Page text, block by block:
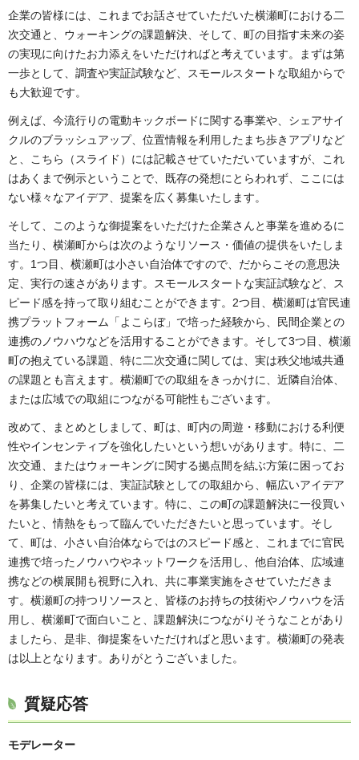
企業の皆様には、これまでお話させていただいた横瀬町における二
次交通と、ウォーキングの課題解決、そして、町の目指す未来の姿
の実現に向けたお力添えをいただければと考えています。まずは第
一歩として、調査や実証試験など、スモールスタートな取組からで
も大歓迎です。
例えば、今流行りの電動キックボードに関する事業や、シェアサイ
クルのブラッシュアップ、位置情報を利用したまち歩きアプリなど
と、こちら（スライド）には記載させていただいていますが、これ
はあくまで例示ということで、既存の発想にとらわれず、ここには
ない様々なアイデア、提案を広く募集いたします。
そして、このような御提案をいただけた企業さんと事業を進めるに
当たり、横瀬町からは次のようなリソース・価値の提供をいたしま
す。1つ目、横瀬町は小さい自治体ですので、だからこその意思決
定、実行の速さがあります。スモールスタートな実証試験など、ス
ピード感を持って取り組むことができます。2つ目、横瀬町は官民連
携プラットフォーム「よこらぼ」で培った経験から、民間企業との
連携のノウハウなどを活用することができます。そして3つ目、横瀬
町の抱えている課題、特に二次交通に関しては、実は秩父地域共通
の課題とも言えます。横瀬町での取組をきっかけに、近隣自治体、
または広域での取組につながる可能性もございます。
改めて、まとめとしまして、町は、町内の周遊・移動における利便
性やインセンティブを強化したいという想いがあります。特に、二
次交通、またはウォーキングに関する拠点間を結ぶ方策に困ってお
り、企業の皆様には、実証試験としての取組から、幅広いアイデア
を募集したいと考えています。特に、この町の課題解決に一役買い
たいと、情熱をもって臨んでいただきたいと思っています。そし
て、町は、小さい自治体ならではのスピード感と、これまでに官民
連携で培ったノウハウやネットワークを活用し、他自治体、広域連
携などの横展開も視野に入れ、共に事業実施をさせていただきま
す。横瀬町の持つリソースと、皆様のお持ちの技術やノウハウを活
用し、横瀬町で面白いこと、課題解決につながりそうなことがあり
ましたら、是非、御提案をいただければと思います。横瀬町の発表
は以上となります。ありがとうございました。
質疑応答
モデレーター